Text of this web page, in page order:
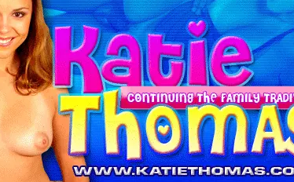
a su
fuertes
vejiga